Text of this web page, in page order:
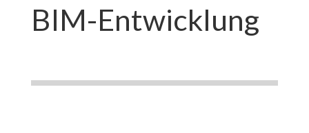
BIM-Entwicklung